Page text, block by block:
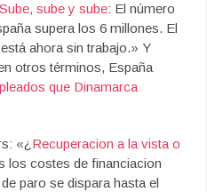
Sube, sube y sube: El número
supera los 6 millones. El
ahora sin trabajo.» Y
otros términos, España
que Dinamarca
«¿ Recuperacion a la vista o
los costes de financiacion
paro se dispara hasta el